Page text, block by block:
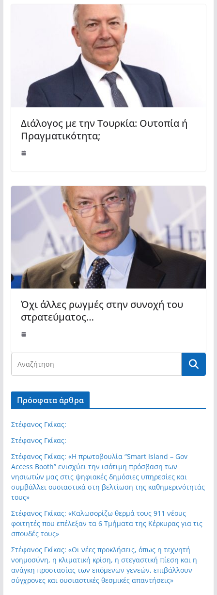
Διάλογος με την Τουρκία: Ουτοπία ή
Πραγματικότητα;
Όχι άλλες ρωγμές στην συνοχή του
στρατεύματος…
Πρόσφατα άρθρα
Στέφανος Γκίκας:
Στέφανος Γκίκας:
Στέφανος Γκίκας: «Η πρωτοβουλία “Smart Island – Gov
Access Booth” ενισχύει την ισότιμη πρόσβαση των
νησιωτών μας στις ψηφιακές δημόσιες υπηρεσίες και
συμβάλλει ουσιαστικά στη βελτίωση της καθημερινότητάς
τους»
Στέφανος Γκίκας: «Καλωσορίζω θερμά τους 911 νέους
φοιτητές που επέλεξαν τα 6 Τμήματα της Κέρκυρας για τις
σπουδές τους»
Στέφανος Γκίκας: «Οι νέες προκλήσεις, όπως η τεχνητή
νοημοσύνη, η κλιματική κρίση, η στεγαστική πίεση και η
ανάγκη προστασίας των επόμενων γενεών, επιβάλλουν
σύγχρονες και ουσιαστικές θεσμικές απαντήσεις»